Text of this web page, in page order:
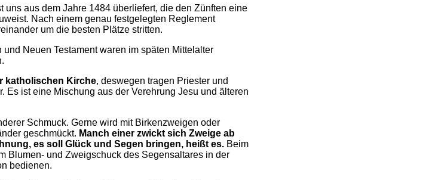
uns aus dem Jahre 1484 überliefert, die den Zünften eine
Nach einem genau festgelegten Reglement
um die besten Plätze stritten.
Neuen Testament waren im späten Mittelalter
katholischen Kirche, deswegen tragen Priester und
Es ist eine Mischung aus der Verehrung Jesu und älteren
Schmuck. Gerne wird mit Birkenzweigen oder
geschmückt. Manch einer zwickt sich Zweige ab
es soll Glück und Segen bringen, heißt es. Beim
Blumen- und Zweigschuck des Segensaltares in der
bedienen.